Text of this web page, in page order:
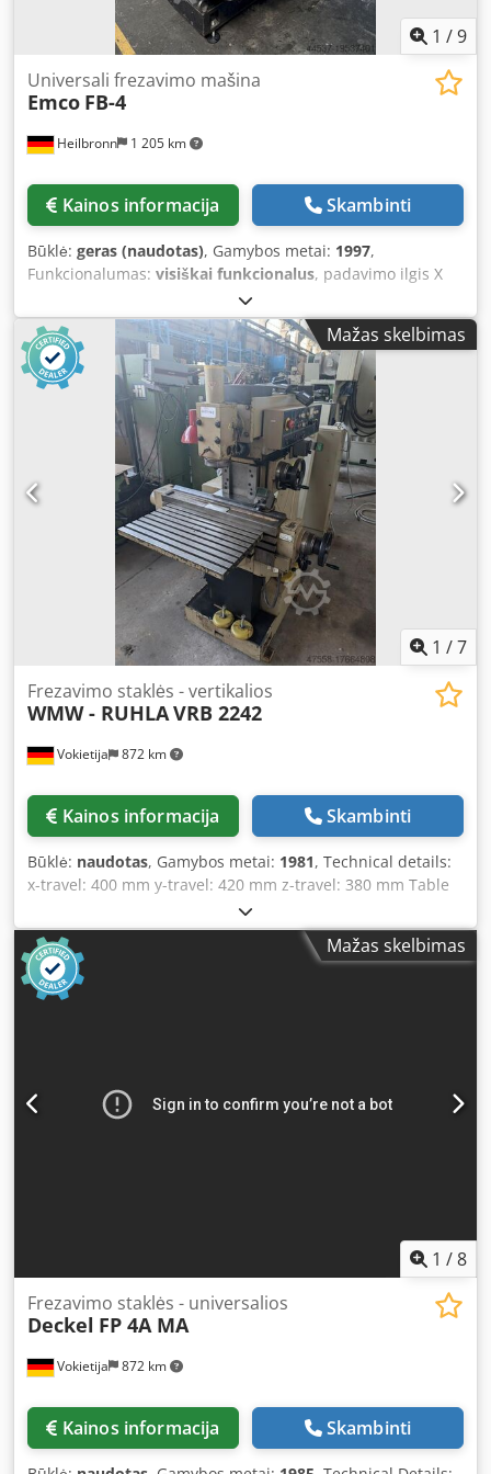
1 /9
Heilbronn 1 205 km
Universali frezavimo mašina
Emco FB-4
Kainos informacija Skambinti
Būklė: geras (naudotas), Gamybos metai: 1997,
Funkcionalumas: visiškai funkcionalus, padavimo ilgis X
, padavimo eiga Y ašimi:
ilgis Z ašis:350 mm, 3 ašių skaitmeninis indikatorius
Horizontali ir vertikali frezavimo galvutė Ištraukiamas
pinolas Techniniai duomenys: Išilginis eigos kelias X – 450
mm Skersinis eigos kelias Y – 300 mm Vertikalus eigos
kelias Z – 350 mm Dcodpswyit Hofx Abnjk Stalo matmenys –
800 x 400 mm Veleno kūgis – SK40 Veleno apsukų
diapazonas – 50–2500 aps./min Paduoda – 8–400 mm/min
Variklio galia – 3,2 kW Mašinos svoris – 1500 kg Techniniai
duomenys, priedai ir aprašymas nėra įpareigojantys.
Mažas skelbimas
1 /7
Vokietija 872 km
Frezavimo staklės - vertikalios
WMW - RUHLAVRB 2242
Kainos informacija Skambinti
Būklė: naudotas, Gamybos metai: 1981, Technical details:
x-travel: 400 mm y-travel: 420 mm z-travel: 380 mm Table
size: 710 x 400 mm Max. table load: 120 kg Spindle speed
range: 45 - 2240 / 18 steps rpm Feed (stepless): 6.3 - 600 / 2
stepless mm/min Quill stroke vertical: 100 mm Quill stroke
horizontal: 100 mm Spindle taper vertical/horizontal: SK
40/SK 40 Spindle head swivels left and right: 90° Distance
Dodpfx Abeu Nc Hkjnock Machine dimensions (LxWxH): 1.7
x 1.4 x 1.9 m Control cabinet dimensions: 850 x 500 x 1500
Mažas skelbimas
1 /8
Vokietija 872 km
Frezavimo staklės - universalios
Deckel FP 4A MA
Kainos informacija Skambinti